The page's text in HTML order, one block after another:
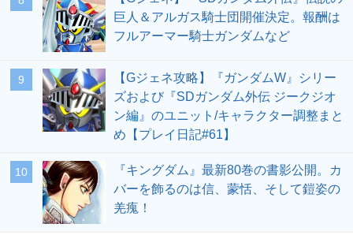
巨人＆アルガス騎士団開催決定。報酬は
フルアーマー騎士ガンダムなど
9
【Gジェネ攻略】『ガンダムW』シリー
ズおよび『SDガンダム外伝 ジークジオ
ン編』のユニット/キャラクター調整まと
め【プレイ日記#61】
10
『キングダム』最新80巻の書影公開。カ
バーを飾るのは信、蒙恬、そして鎧姿の
羌瘣！